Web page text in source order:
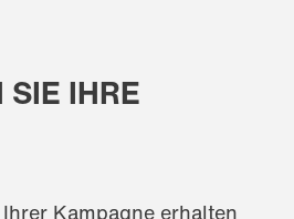
SIE IHRE
Kampagne erhalten